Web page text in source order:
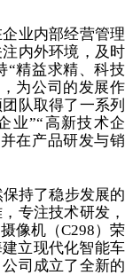
业内部经营管理
内外环境，及时
“精益求精、科技
为公司的发展作
队取得了一系列
业”“高新技术企
在产品研发与销
持了稳步发展的
专注技术研发，
像机（C298）荣
立现代化智能车
司成立了全新的